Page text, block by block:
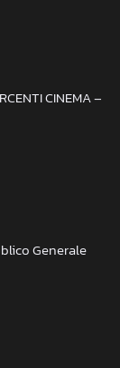
CINEMA –
Generale